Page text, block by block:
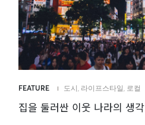
FEATURE 도시, 라이프스타일, 로컬
집을 둘러싼 이웃 나라의 생각